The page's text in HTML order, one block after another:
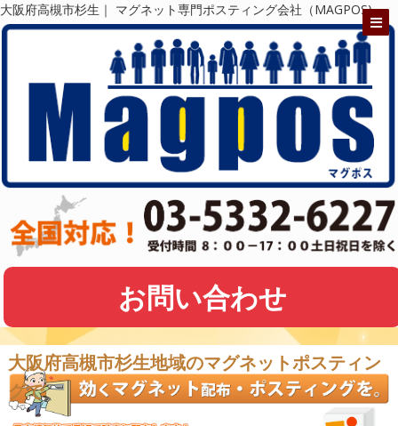
大阪府高槻市杉生｜ マグネット専門ポスティング会社（MAGPOS)
お問い合わせ
大阪府高槻市杉生地域のマグネットポスティン
グで